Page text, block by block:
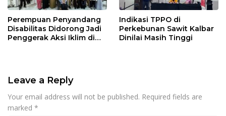
Perempuan Penyandang
Disabilitas Didorong Jadi
Penggerak Aksi Iklim di
Indikasi TPPO di
Perkebunan Sawit Kalbar
Dinilai Masih Tinggi
Leave a Reply
Your email address will not be published. Required fields are
marked *